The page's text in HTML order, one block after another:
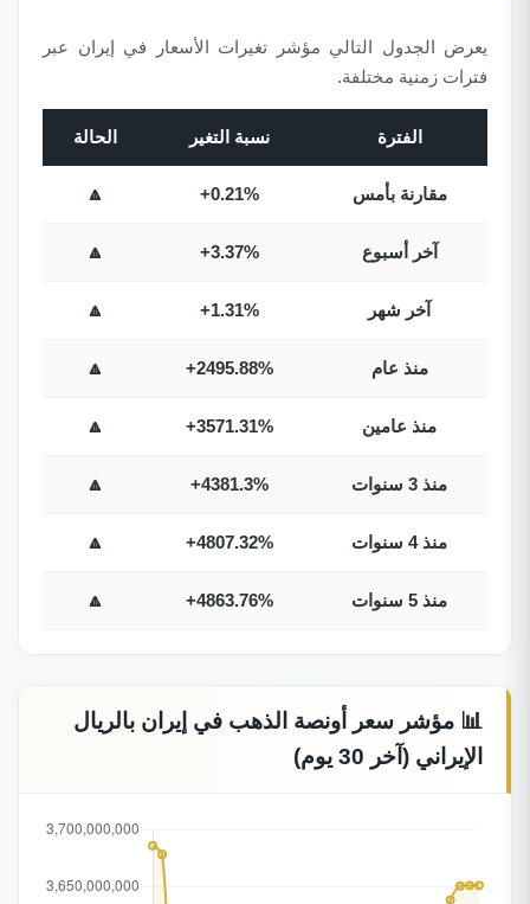
يعرض الجدول التالي مؤشر تغيرات الأسعار في إيران عبر
فترات زمنية مختلفة.
الفترة نسبة التغير الحالة
مقارنة بأمس +0.21%
🔼
آخر أسبوع +3.37%
🔼
آخر شهر +1.31%
🔼
منذ عام +2495.88%
🔼
منذ عامين +3571.31%
🔼
منذ 3 سنوات +4381.3%
🔼
منذ 4 سنوات +4807.32%
🔼
منذ 5 سنوات +4863.76%
🔼
📊 مؤشر سعر أونصة الذهب في إيران بالريال
الإيراني (آخر 30 يوم)